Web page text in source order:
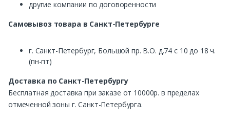
другие компании по договоренности
Самовывоз товара в Санкт-Петербурге
г. Санкт-Петербург, Большой пр. В.О. д.74 с 10 до 18 ч.
(пн-пт)
Доставка по Санкт-Петербургу
Бесплатная доставка при заказе от 10000р. в пределах
отмеченной зоны г. Санкт-Петербурга.